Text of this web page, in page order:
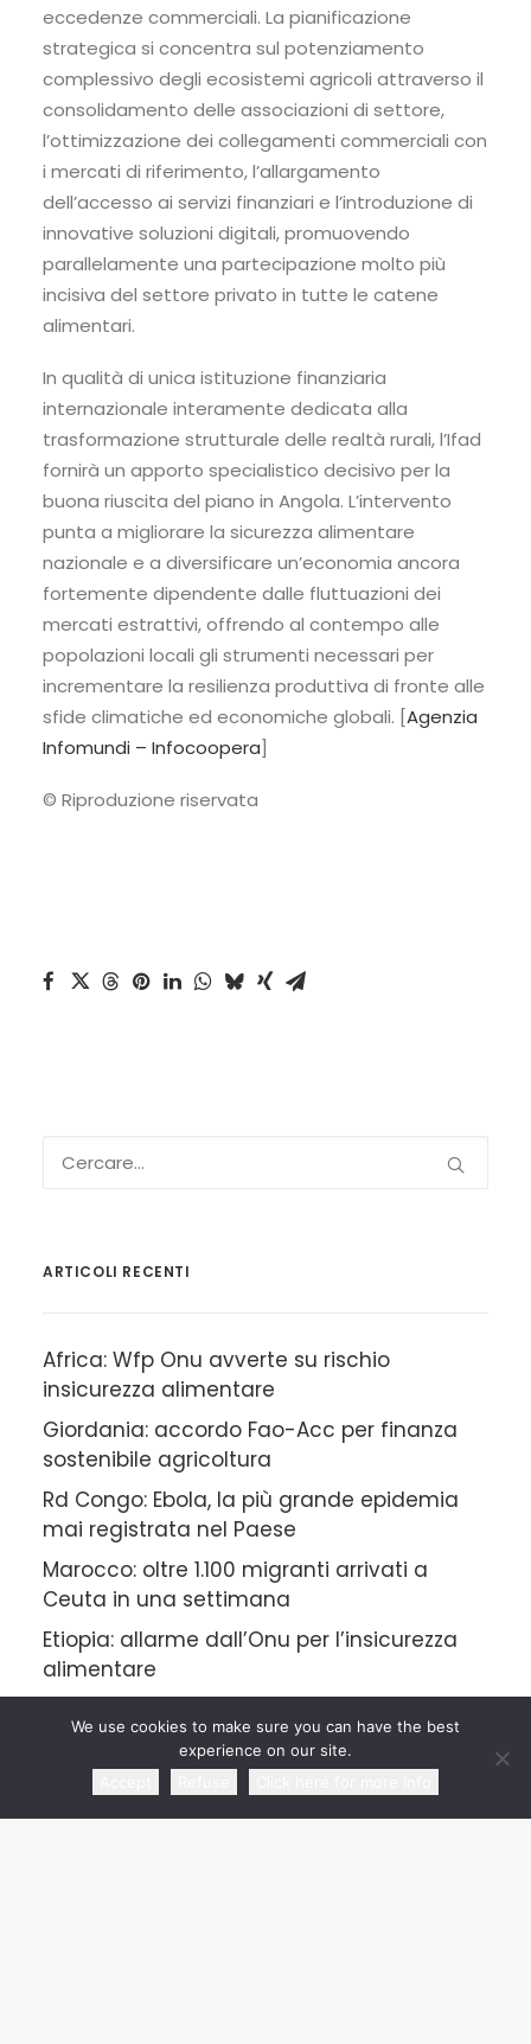
eccedenze commerciali. La pianificazione
strategica si concentra sul potenziamento
complessivo degli ecosistemi agricoli attraverso il
consolidamento delle associazioni di settore,
l’ottimizzazione dei collegamenti commerciali con
i mercati di riferimento, l’allargamento
dell’accesso ai servizi finanziari e l’introduzione di
innovative soluzioni digitali, promuovendo
parallelamente una partecipazione molto più
incisiva del settore privato in tutte le catene
alimentari.
In qualità di unica istituzione finanziaria
internazionale interamente dedicata alla
trasformazione strutturale delle realtà rurali, l’Ifad
fornirà un apporto specialistico decisivo per la
buona riuscita del piano in Angola. L’intervento
punta a migliorare la sicurezza alimentare
nazionale e a diversificare un’economia ancora
fortemente dipendente dalle fluttuazioni dei
mercati estrattivi, offrendo al contempo alle
popolazioni locali gli strumenti necessari per
incrementare la resilienza produttiva di fronte alle
sfide climatiche ed economiche globali. [Agenzia
Infomundi – Infocoopera]
© Riproduzione riservata
ARTICOLI RECENTI
Africa: Wfp Onu avverte su rischio
insicurezza alimentare
Giordania: accordo Fao-Acc per finanza
sostenibile agricoltura
Rd Congo: Ebola, la più grande epidemia
mai registrata nel Paese
Marocco: oltre 1.100 migranti arrivati a
Ceuta in una settimana
Etiopia: allarme dall’Onu per l’insicurezza
alimentare
We use cookies to make sure you can have the best
experience on our site.